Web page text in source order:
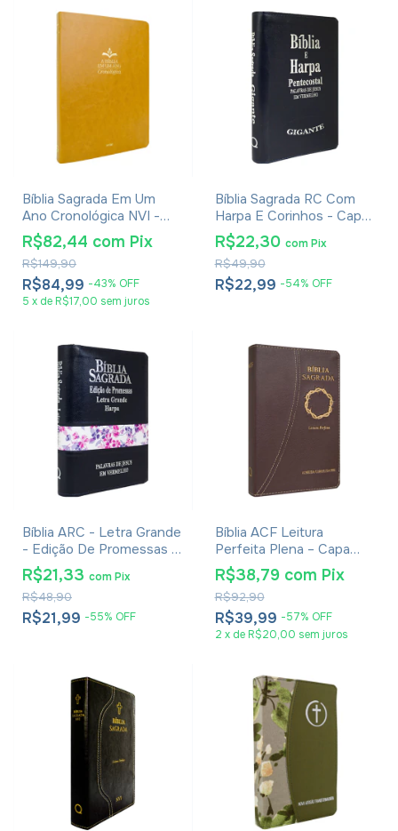
Bíblia Sagrada Em Um
Ano Cronológica NVI -
Capa Luxo Caramelo
R$84,99 -43% OFF
R$149,90
R$82,44 com Pix
5 x de R$17,00 sem juros
Bíblia Sagrada RC Com
Harpa E Corinhos - Capa
Zíper Azul
R$22,99 -54% OFF
R$49,90
R$22,30 com Pix
Bíblia ARC - Letra Grande
- Edição De Promessas -
Palavras De Jesus Em
Vermelho - Harpa - Capa
Zíper Tricolor Azul
R$21,99 -55% OFF
R$48,90
R$21,33 comPix
Bíblia ACF Leitura
Perfeita Plena – Capa
Luxo Marrom
R$39,99 -57% OFF
R$92,90
R$38,79 com Pix
2 x de R$20,00 sem juros